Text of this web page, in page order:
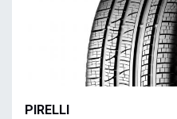
PIRELLI